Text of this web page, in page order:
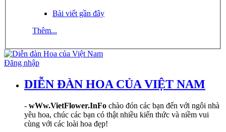
Bài viết gần đây
Thêm...
Đăng nhập
DIỄN ĐÀN HOA CỦA VIỆT NAM
- wWw.VietFlower.InFo chào đón các bạn đến với ngôi nhà
yêu hoa, chúc các bạn có thật nhiều kiến thức và niềm vui
cùng với các loài hoa đẹp!